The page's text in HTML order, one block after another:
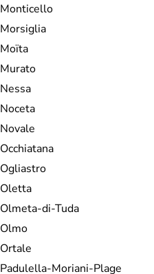
Monticello
Morsiglia
Moïta
Murato
Nessa
Noceta
Novale
Occhiatana
Ogliastro
Oletta
Olmeta-di-Tuda
Olmo
Ortale
Padulella-Moriani-Plage